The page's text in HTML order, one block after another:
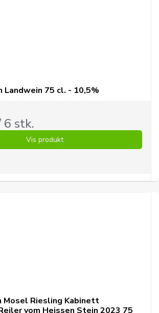
Landwein 75 cl. - 10,5%
stk.
Vis produkt
Mosel Riesling Kabinett
vom Heissen Stein 2023 75